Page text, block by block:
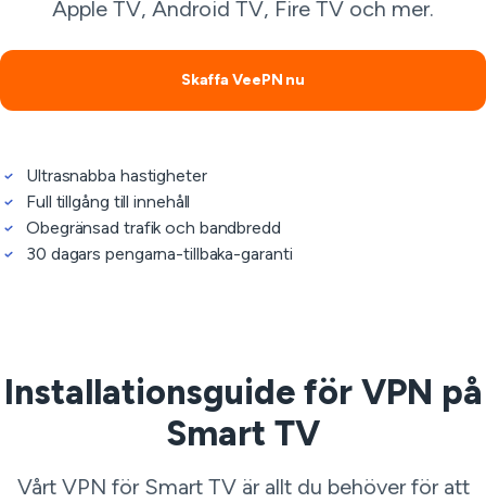
Apple TV, Android TV, Fire TV och mer.
Skaffa VeePN nu
Ultrasnabba hastigheter
Full tillgång till innehåll
Obegränsad trafik och bandbredd
30 dagars pengarna-tillbaka-garanti
Installationsguide för VPN på
Smart TV
Vårt VPN för Smart TV är allt du behöver för att